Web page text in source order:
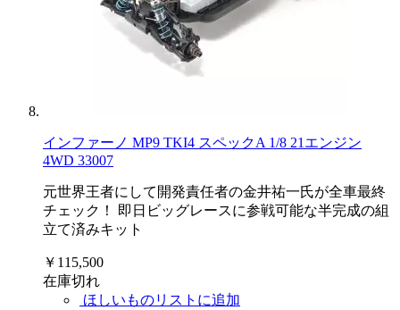
インファーノ MP9 TKI4 スペックA 1/8 21エンジン
4WD 33007
元世界王者にして開発責任者の金井祐一氏が全車最終
チェック！ 即日ビッグレースに参戦可能な半完成の組
立て済みキット
￥115,500
在庫切れ
ほしいものリストに追加